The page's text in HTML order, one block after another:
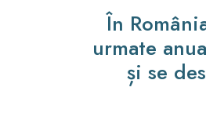
În
urmate
și se